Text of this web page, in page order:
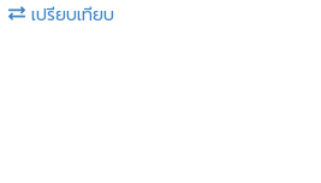
เปรียบเทียบ